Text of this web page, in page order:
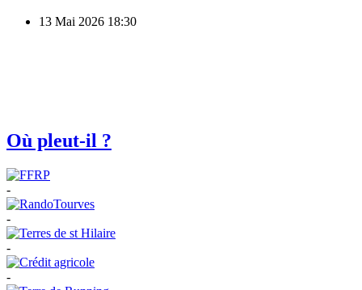
13 Mai 2026 18:30
Où pleut-il ?
-
-
-
-